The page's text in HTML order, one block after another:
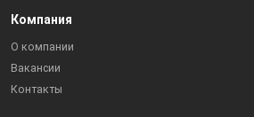
Компания
О компании
Вакансии
Контакты